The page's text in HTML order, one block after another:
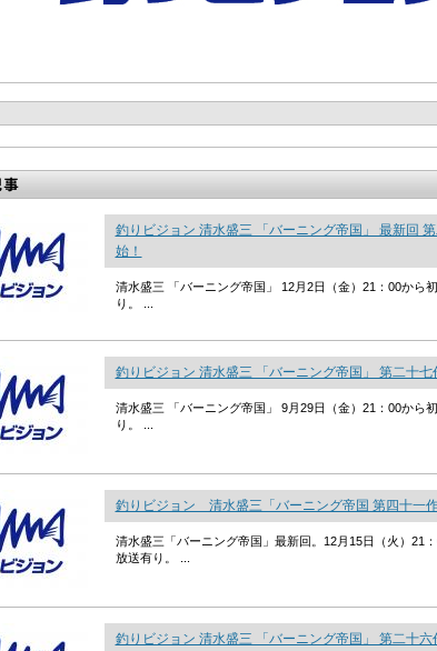
釣りビジョン 清水盛三 「バーニング帝国」 最新回
始！
清水盛三 「バーニング帝国」 12月2日（金）21：00から
り。 ...
釣りビジョン 清水盛三 「バーニング帝国」 第二十七
清水盛三 「バーニング帝国」 9月29日（金）21：00から
り。 ...
釣りビジョン 清水盛三「バーニング帝国 第四十一
清水盛三「バーニング帝国」最新回。12月15日（火）21
放送有り。 ...
釣りビジョン 清水盛三 「バーニング帝国」 第二十六